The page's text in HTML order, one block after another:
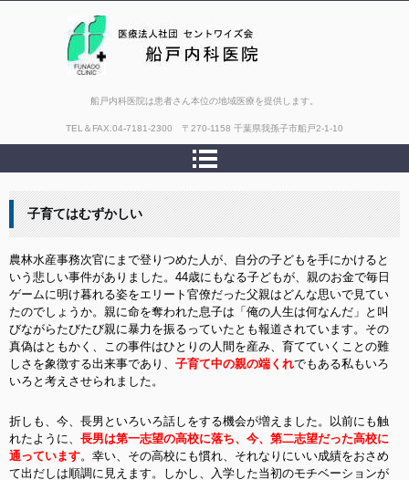
船戸内科医院は患者さん本位の地域医療を提供します。
TEL＆FAX. 04-7181-2300 〒270-1158 千葉県我孫子市船戸2-1-10
子育てはむずかしい
農林水産事務次官にまで登りつめた人が、自分の子どもを手にかけると
いう悲しい事件がありました。44歳にもなる子どもが、親のお金で毎日
ゲームに明け暮れる姿をエリート官僚だった父親はどんな思いで見てい
たのでしょうか。親に命を奪われた息子は「俺の人生は何なんだ」と叫
びながらたびたび親に暴力を振るっていたとも報道されています。その
真偽はともかく、この事件はひとりの人間を産み、育てていくことの難
しさを象徴する出来事であり、 子育て中の親の端くれでもある私もいろ
いろと考えさせられました。
折しも、今、長男といろいろ話しをする機会が増えました。以前にも触
れたように、 長男は第一志望の高校に落ち、今、第二志望だった高校に
通っています。幸い、その高校にも慣れ、それなりにいい成績をおさめ
て出だしは順調に見えます。しかし、入学した当初のモチベーションが